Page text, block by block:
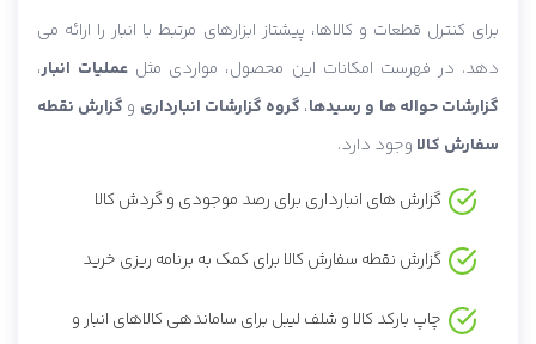
برای کنترل قطعات و کالاها، پیشتاز ابزارهای مرتبط با انبار را ارائه می
دهد. در فهرست امکانات این محصول، مواردی مثل عملیات انبار،
گزارشات حواله ها و رسیدها، گروه گزارشات انبارداری و گزارش نقطه
سفارش کالا وجود دارد.
گزارش های انبارداری برای رصد موجودی و گردش کالا
گزارش نقطه سفارش کالا برای کمک به برنامه ریزی خرید
چاپ بارکد کالا و شلف لیبل برای ساماندهی کالاهای انبار و